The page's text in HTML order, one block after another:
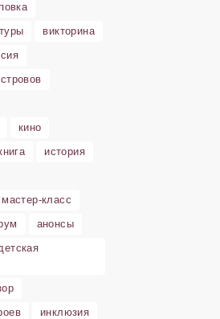
викторина
кино
история
мастер-класс
анонсы
инклюзия